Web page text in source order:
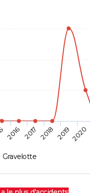
Gravelotte
2016 2017 2018 20192020